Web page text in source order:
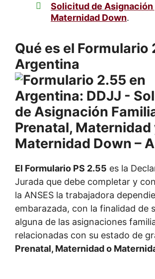
Solicitud de Asignación
Maternidad Down.
Qué es el Formulario
Argentina
El Formulario PS 2.55 es la
Jurada que debe completar y
la ANSES la trabajadora
embarazada, con la finalidad de
alguna de las asignaciones
relacionadas con su estado de
Prenatal, Maternidad o